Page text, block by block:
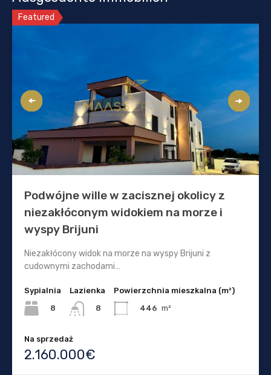
Featured
Podwójne wille w zacisznej okolicy z
niezakłóconym widokiem na morze i
wyspy Brijuni
Niezakłócony widok na morze na wyspy Brijuni z
cudownymi zachodami…
Sypialnia
8
Lazienka
8
Powierzchnia mieszkalna (m²)
446 m²
Na sprzedaż
2.160.000€